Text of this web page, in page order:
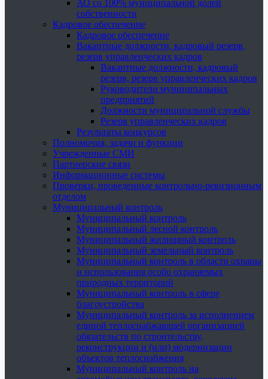
АО со 100% муниципальной долей
собственности
Кадровое обеспечение
Кадровое обеспечение
Вакантные должности, кадровый резерв,
резерв управленческих кадров
Вакантные должности, кадровый
резерв, резерв управленческих кадров
Руководители муниципальных
предприятий
Должности муниципальной службы
Резерв управленческих кадров
Результаты конкурсов
Полномочия, задачи и функции
Учрежденные СМИ
Партнерские связи
Информационные системы
Проверки, проведенные контрольно-ревизионным
отделом
Муниципальный контроль
Муниципальный контроль
Муниципальный лесной контроль
Муниципальный жилищный контроль
Муниципальный земельный контроль
Муниципальный контроль в области охраны
и использования особо охраняемых
природных территорий
Муниципальный контроль в сфере
благоустройства
Муниципальный контроль за исполнением
единой теплоснабжающей организацией
обязательств по строительству,
реконструкции и (или) модернизации
объектов теплоснабжения
Муниципальный контроль на